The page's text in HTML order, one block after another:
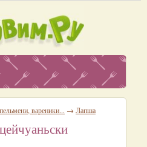
вареники... → Лапша